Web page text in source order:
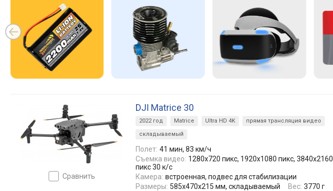
сравнить
DJI Matrice 30
2022 год Matrice Ultra HD 4K
прямая трансляция видео
складываемый
Полет: 41 мин, 83 км/ч
Съемка видео: 1280x720 пикс, 1920x1080 пикс, 3840x2160
пикс 30 к/с
Камера: встроенная, подвес для стабилизации
Размеры: 585x470x215 мм, складываемый Вес: 3770 г